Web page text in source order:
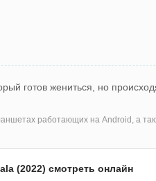
готов жениться, но
работающих на Android, а
(2022) смотреть онлайн